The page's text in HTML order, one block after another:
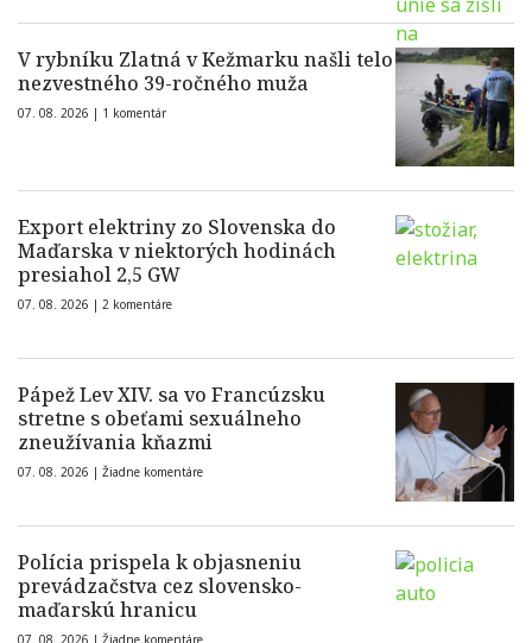
V rybníku Zlatná v Kežmarku našli telo
nezvestného 39-ročného muža
07. 08. 2026 | 1 komentár
Export elektriny zo Slovenska do
Maďarska v niektorých hodinách
presiahol 2,5 GW
07. 08. 2026 | 2 komentáre
Pápež Lev XIV. sa vo Francúzsku
stretne s obeťami sexuálneho
zneužívania kňazmi
07. 08. 2026 | Žiadne komentáre
Polícia prispela k objasneniu
prevádzačstva cez slovensko-
maďarskú hranicu